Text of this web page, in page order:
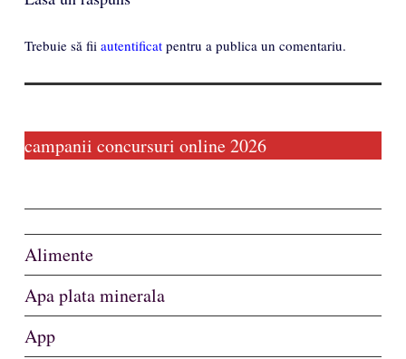
Trebuie să fii autentificat pentru a publica un comentariu.
campanii concursuri online 2026
Alimente
Apa plata minerala
App